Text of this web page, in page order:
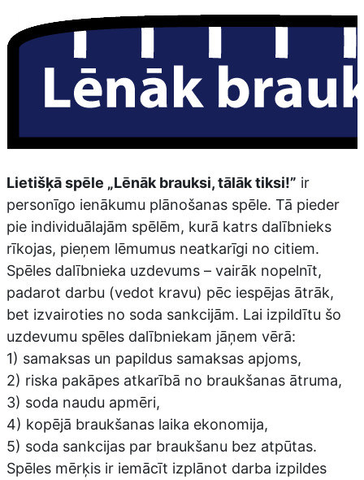
Lietišķā spēle „Lēnāk brauksi, tālāk tiksi!” ir
personīgo ienākumu plānošanas spēle. Tā pieder
pie individuālajām spēlēm, kurā katrs dalībnieks
rīkojas, pieņem lēmumus neatkarīgi no citiem.
Spēles dalībnieka uzdevums – vairāk nopelnīt,
padarot darbu (vedot kravu) pēc iespējas ātrāk,
bet izvairoties no soda sankcijām. Lai izpildītu šo
uzdevumu spēles dalībniekam jāņem vērā:
1) samaksas un papildus samaksas apjoms,
2) riska pakāpes atkarībā no braukšanas ātruma,
3) soda naudu apmēri,
4) kopējā braukšanas laika ekonomija,
5) soda sankcijas par braukšanu bez atpūtas.
Spēles mērķis ir iemācīt izplānot darba izpildes